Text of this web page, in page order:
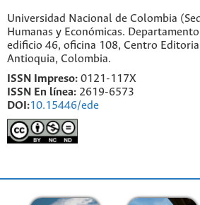
Universidad Nacional de Colombia
Humanas y Económicas.
edificio 46, oficina 108, Centro
Antioquia, Colombia.
ISSN Impreso: 0121-117X
ISSN En línea: 2619-6573
DOI:10.15446/ede